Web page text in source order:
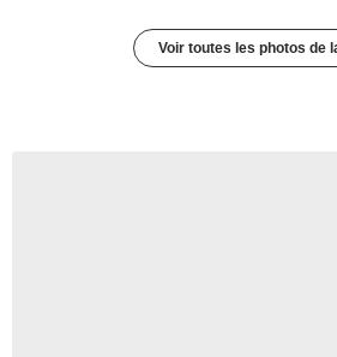
Voir toutes les photos de